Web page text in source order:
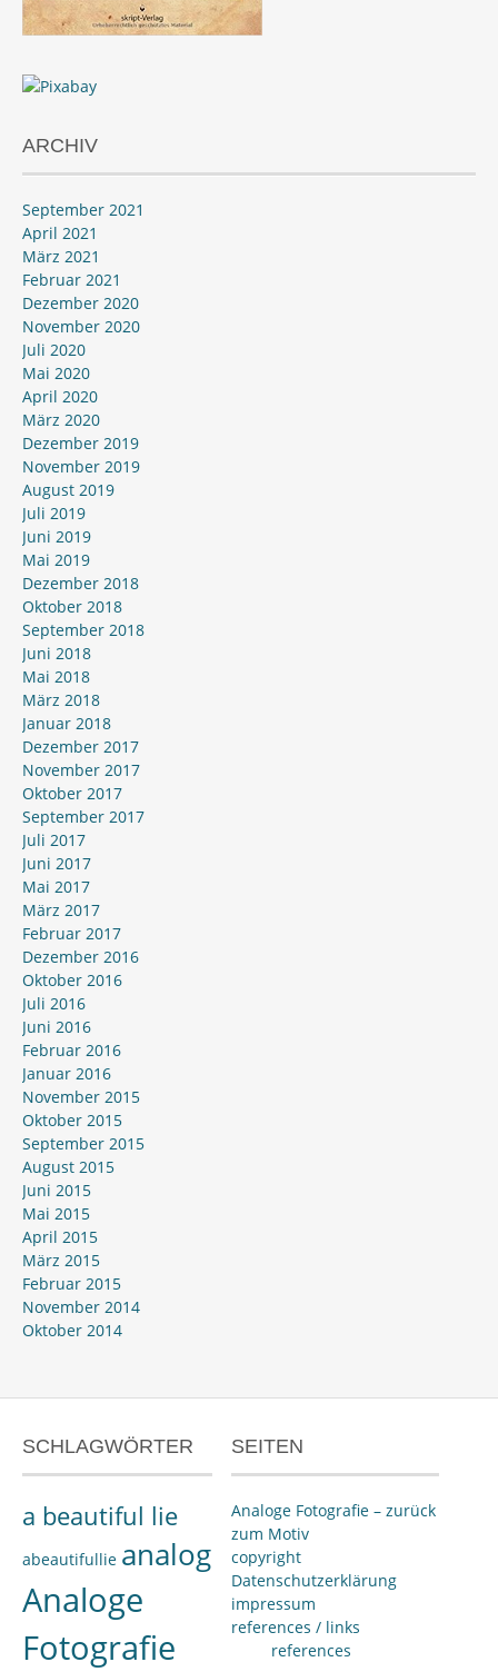
ARCHIV
September 2021
April 2021
März 2021
Februar 2021
Dezember 2020
November 2020
Juli 2020
Mai 2020
April 2020
März 2020
Dezember 2019
November 2019
August 2019
Juli 2019
Juni 2019
Mai 2019
Dezember 2018
Oktober 2018
September 2018
Juni 2018
Mai 2018
März 2018
Januar 2018
Dezember 2017
November 2017
Oktober 2017
September 2017
Juli 2017
Juni 2017
Mai 2017
März 2017
Februar 2017
Dezember 2016
Oktober 2016
Juli 2016
Juni 2016
Februar 2016
Januar 2016
November 2015
Oktober 2015
September 2015
August 2015
Juni 2015
Mai 2015
April 2015
März 2015
Februar 2015
November 2014
Oktober 2014
SCHLAGWÖRTER
a beautiful lie
abeautifullie analog
Analoge
Fotografie
SEITEN
Analoge Fotografie – zurück
zum Motiv
copyright
Datenschutzerklärung
impressum
references / links
references